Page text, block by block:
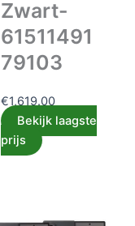
Zwart-
61511491
79103
€1,619.00
Bekijk laagste
prijs